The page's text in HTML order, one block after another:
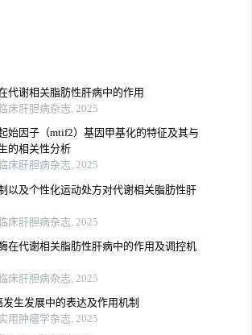
代谢相关脂肪性肝病中的作用
床肝胆病杂志, 2025
始因子（mtif2）基因甲基化的特征及其与
的相关性分析
床肝胆病杂志, 2025
以及个性化运动处方对代谢相关脂肪性肝
床肝胆病杂志, 2025
在代谢相关脂肪性肝病中的作用及调控机
床肝胆病杂志, 2025
生发展中的表达及作用机制
用肿瘤学杂志, 2025